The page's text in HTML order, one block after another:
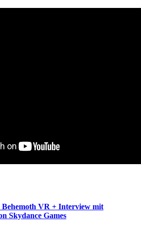
Behemoth VR + Interview mit
Skydance Games